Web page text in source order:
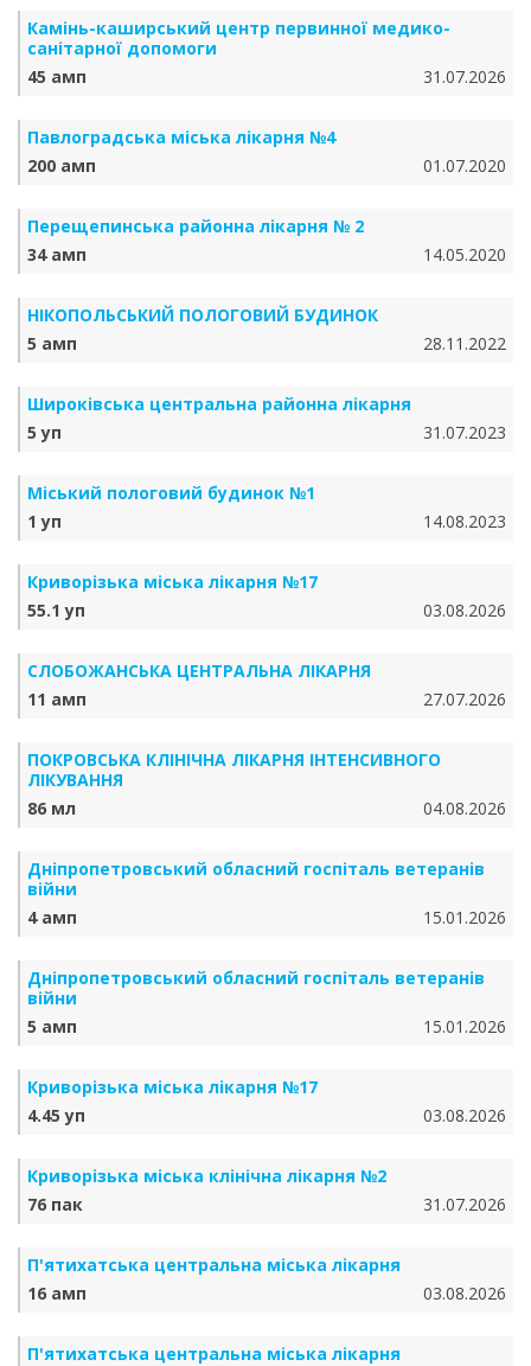
Камінь-каширський центр первинної медико-
санітарної допомоги
45 амп
31.07.2026
Павлоградська міська лікарня №4
200 амп
01.07.2020
Перещепинська районна лікарня № 2
34 амп
14.05.2020
НІКОПОЛЬСЬКИЙ ПОЛОГОВИЙ БУДИНОК
5 амп
28.11.2022
Широківська центральна районна лікарня
5 уп
31.07.2023
Міський пологовий будинок №1
1 уп
14.08.2023
Криворізька міська лікарня №17
55.1 уп
03.08.2026
СЛОБОЖАНСЬКА ЦЕНТРАЛЬНА ЛІКАРНЯ
11 амп
27.07.2026
ПОКРОВСЬКА КЛІНІЧНА ЛІКАРНЯ ІНТЕНСИВНОГО
ЛІКУВАННЯ
86 мл
04.08.2026
Дніпропетровський обласний госпіталь ветеранів
війни
4 амп
15.01.2026
Дніпропетровський обласний госпіталь ветеранів
війни
5 амп
15.01.2026
Криворізька міська лікарня №17
4.45 уп
03.08.2026
Криворізька міська клінічна лікарня №2
76 пак
31.07.2026
П'ятихатська центральна міська лікарня
16 амп
03.08.2026
П'ятихатська центральна міська лікарня